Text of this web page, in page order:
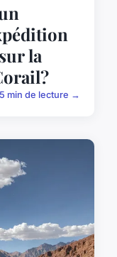
la
5 min de lecture →